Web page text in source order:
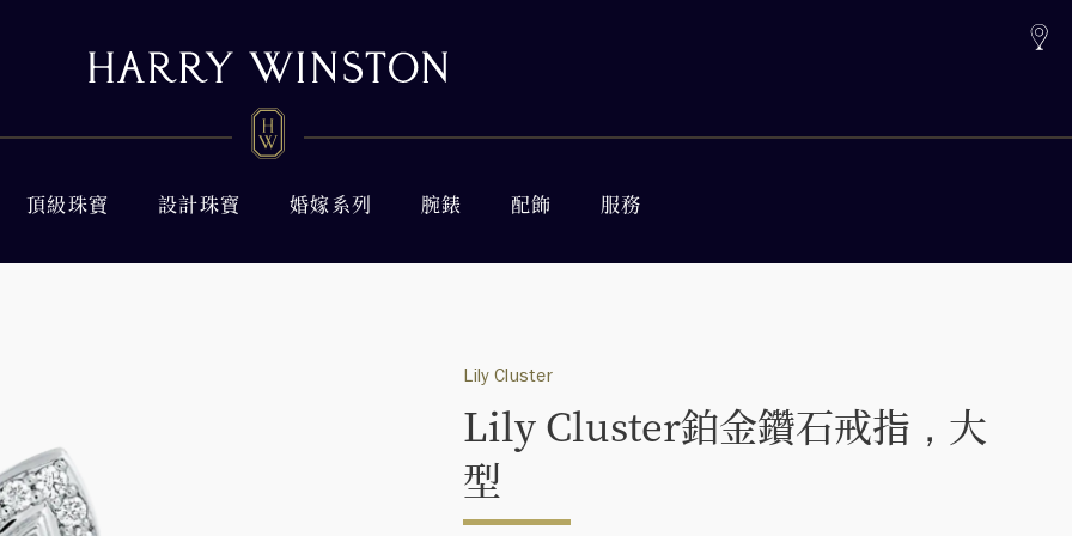
頂級珠寶 設計珠寶 婚嫁系列 腕錶 配飾 服務
Lily Cluster
Lily Cluster鉑金鑽石戒指，大
型